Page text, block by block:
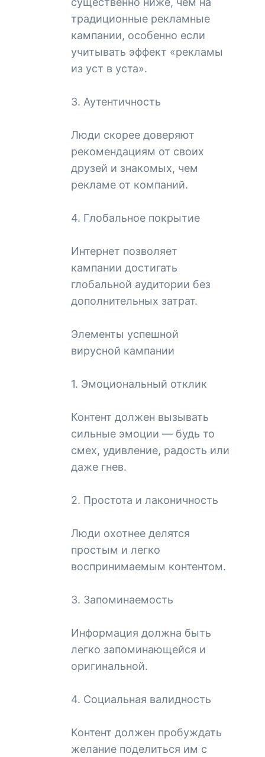
традиционные рекламные
кампании, особенно если
учитывать эффект «рекламы
из уст в уста».
3. Аутентичность
Люди скорее доверяют
рекомендациям от своих
друзей и знакомых, чем
рекламе от компаний.
4. Глобальное покрытие
Интернет позволяет
кампании достигать
глобальной аудитории без
дополнительных затрат.
Элементы успешной
вирусной кампании
1. Эмоциональный отклик
Контент должен вызывать
сильные эмоции — будь то
смех, удивление, радость или
даже гнев.
2. Простота и лаконичность
Люди охотнее делятся
простым и легко
воспринимаемым контентом.
3. Запоминаемость
Информация должна быть
легко запоминающейся и
оригинальной.
4. Социальная валидность
Контент должен пробуждать
желание поделиться им с